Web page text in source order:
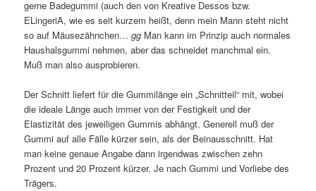
gerne Badegummi (auch den von Kreative Dessos bzw.
ELingeriA, wie es seit kurzem heißt, denn mein Mann steht nicht
so auf Mäusezähnchen…gg Man kann im Prinzip auch normales
Haushalsgummi nehmen, aber das schneidet manchmal ein.
Muß man also ausprobieren.
Der Schnitt liefert für die Gummilänge ein „Schnitteil“ mit, wobei
die ideale Länge auch immer von der Festigkeit und der
Elastizität des jeweiligen Gummis abhängt. Generell muß der
Gummi auf alle Fälle kürzer sein, als der Beinausschnitt. Hat
man keine genaue Angabe dann irgendwas zwischen zehn
Prozent und 20 Prozent kürzer. Je nach Gummi und Vorliebe des
Trägers.